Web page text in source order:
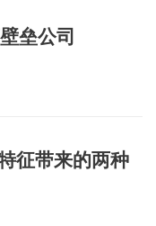
垒公司
征带来的两种